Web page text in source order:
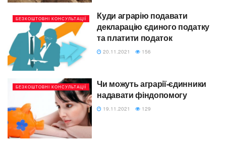
БЕЗКОШТОВНІ КОНСУЛЬТАЦІЇ
Куди аграрію подавати
декларацію єдиного податку
та платити податок
20.11.2021 156
БЕЗКОШТОВНІ КОНСУЛЬТАЦІЇ
Чи можуть аграрії-єдинники
надавати фіндопомогу
19.11.2021 129